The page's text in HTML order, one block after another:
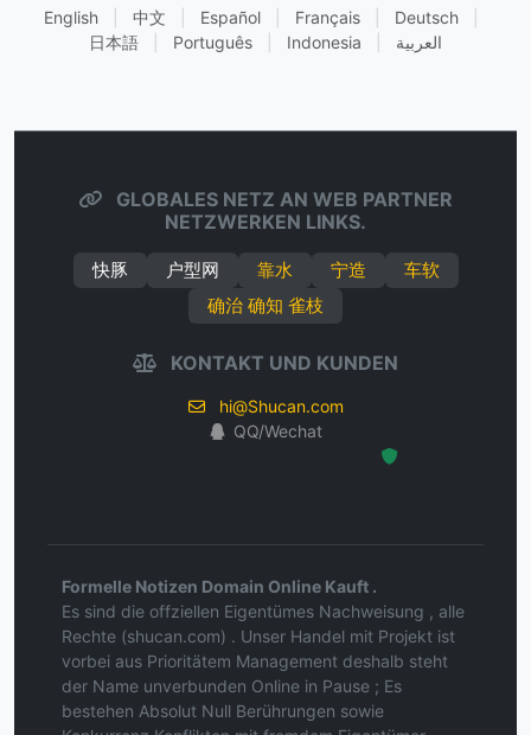
English 中文 Español Français Deutsch
日本語
Português Indonesia العربية
GLOBALES NETZ AN WEB PARTNER
NETZWERKEN LINKS.
快豚 户型网 靠水 宁造
车软
确治 确知 雀枝
KONTAKT UND KUNDEN
hi@Shucan.com
QQ/Wechat
Formelle Notizen Domain Online Kauft .
Es sind die offziellen Eigentümes Nachweisung , alle
Rechte (shucan.com) . Unser Handel mit Projekt ist
vorbei aus Prioritätem Management deshalb steht
der Name unverbunden Online in Pause ; Es
bestehen Absolut Null Berührungen sowie